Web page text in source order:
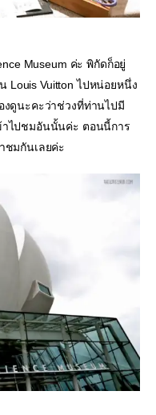
Museum ค่ะ พิกัดก็อยู่
Louis Vuitton ไปหน่อยหนึ่ง
งดูนะคะว่าช่วงที่ท่านไปมี
าไปชมอันนั้นค่ะ ตอนนี้การ
ชมกันเลยค่ะ